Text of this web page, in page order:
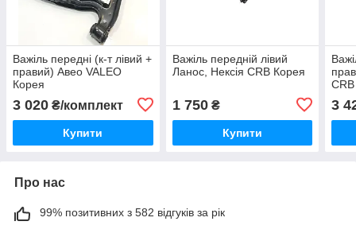
Важіль передні (к-т лівий +
правий) Авео VALEO
Корея
3 020 ₴/комплект
Купити
Важіль передній лівий
Ланос, Нексія CRB Корея
1 750₴
Купити
3
Про нас
99% позитивних з 582 відгуків за рік